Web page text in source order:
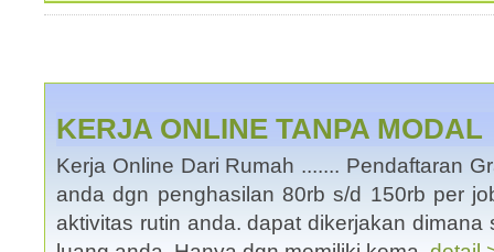
KERJA ONLINE TANPA MODAL
Kerja Online Dari Rumah ....... Pendaftaran
anda dgn penghasilan 80rb s/d 150rb per
aktivitas rutin anda. dapat dikerjakan